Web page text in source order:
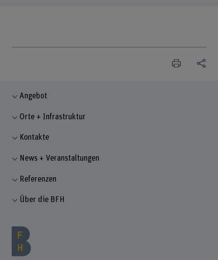
Angebot
Orte + Infrastruktur
Kontakte
News + Veranstaltungen
Referenzen
Über die BFH